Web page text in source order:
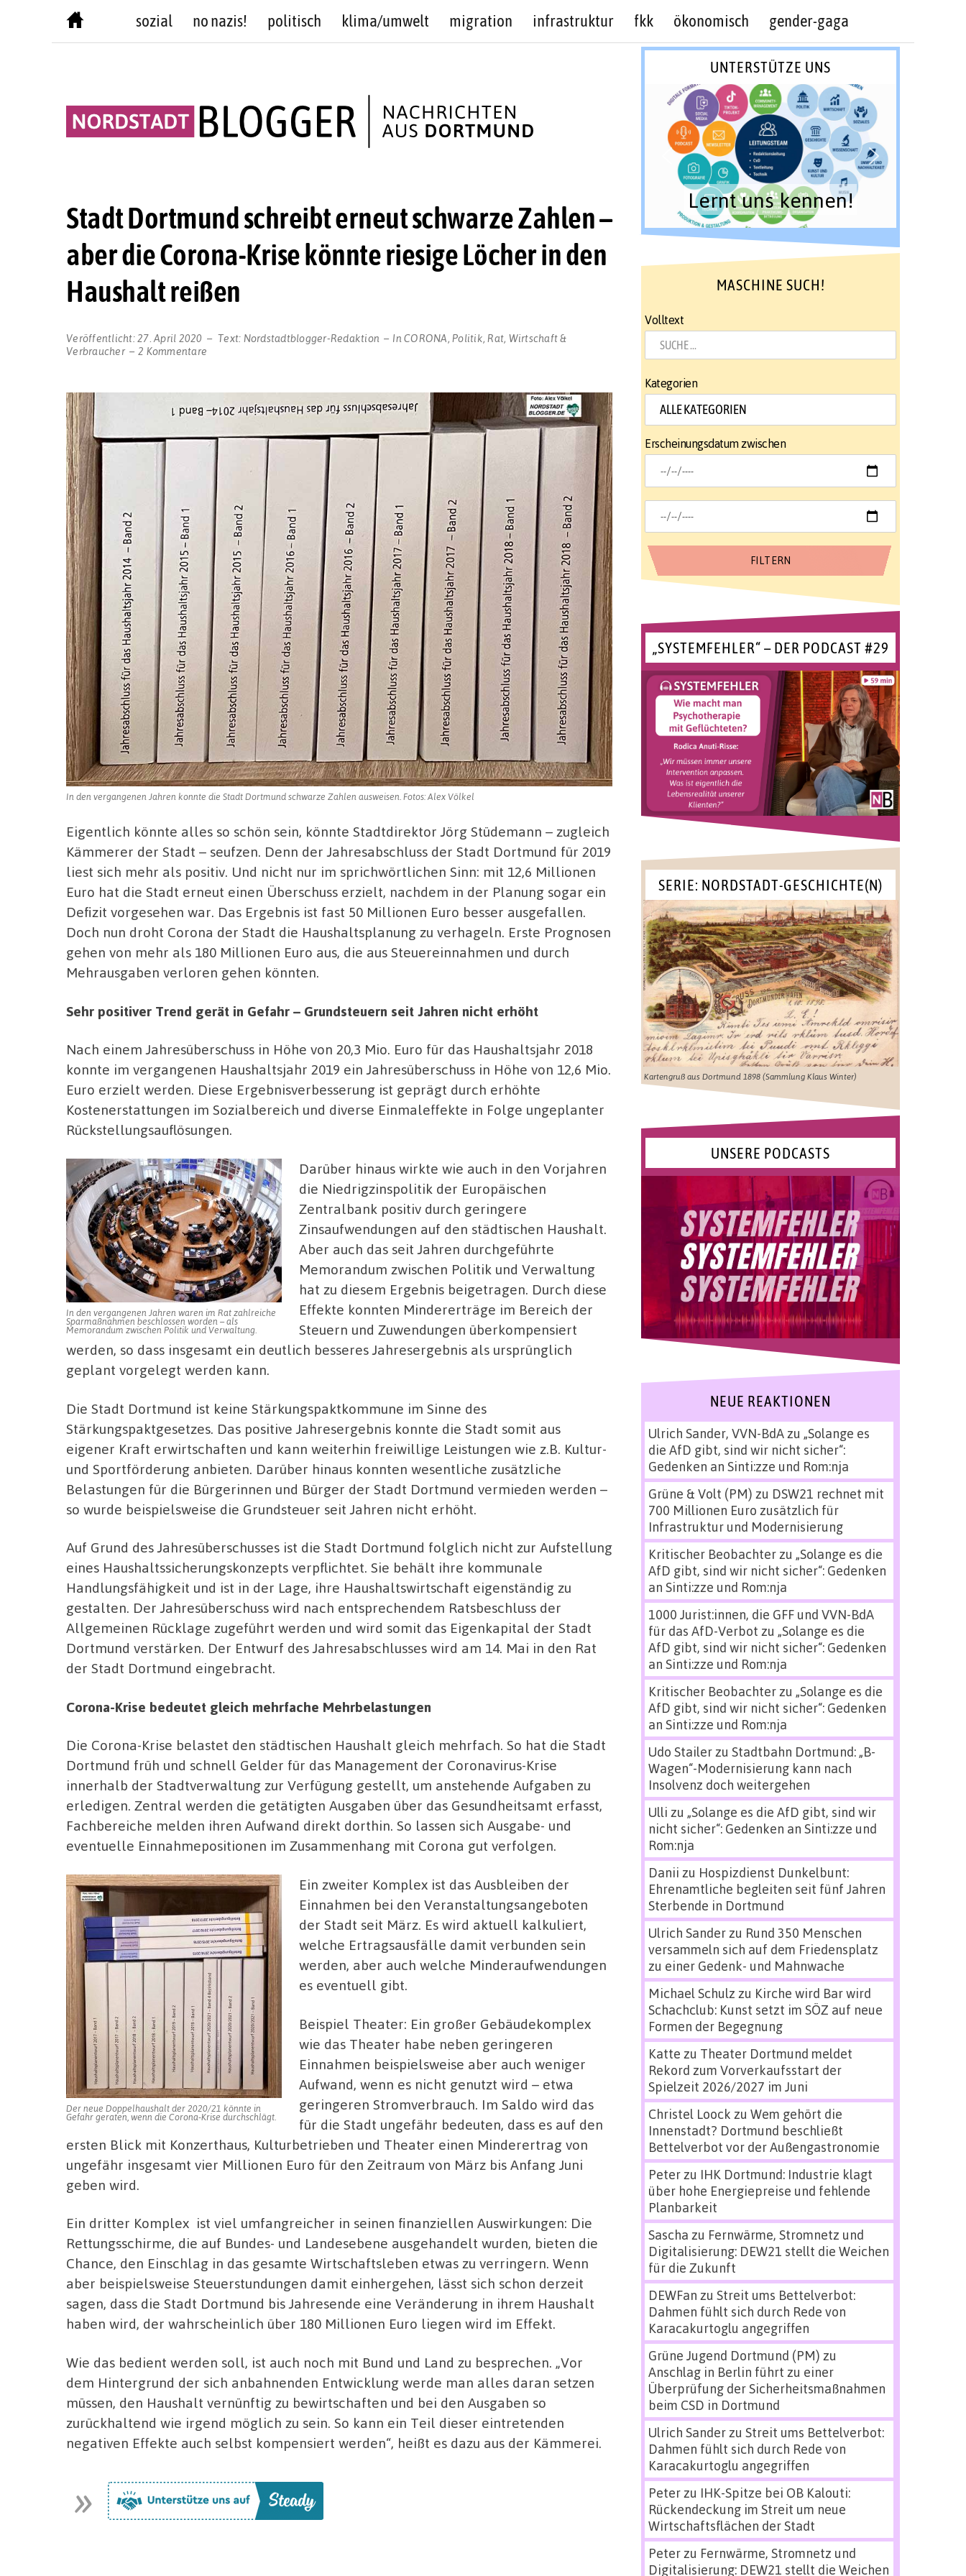
sozial no nazis! politisch klima/umwelt migration infrastruktur fkk ökonomisch gender-gaga
Stadt Dortmund schreibt erneut schwarze Zahlen –
aber die Corona-Krise könnte riesige Löcher in den
Haushalt reißen
Veröffentlicht: 27. April 2020 Text: Nordstadtblogger-Redaktion In CORONA Politik Rat Wirtschaft &
Verbraucher
2 Kommentare
schwarze
–
aber
die
Corona-
Krise
könnte
riesige
Löcher
in
den
Haushalt
reißen
In den vergangenen Jahren konnte die Stadt Dortmund schwarze Zahlen ausweisen. Fotos: Alex Völkel
Eigentlich könnte alles so schön sein, könnte Stadtdirektor Jörg Stüdemann – zugleich
Kämmerer der Stadt – seufzen. Denn der Jahresabschluss der Stadt Dortmund für 2019
liest sich mehr als positiv. Und nicht nur im sprichwörtlichen Sinn: mit 12,6 Millionen
Euro hat die Stadt erneut einen Überschuss erzielt, nachdem in der Planung sogar ein
Defizit vorgesehen war. Das Ergebnis ist fast 50 Millionen Euro besser ausgefallen.
Doch nun droht Corona der Stadt die Haushaltsplanung zu verhageln. Erste Prognosen
gehen von mehr als 180 Millionen Euro aus, die aus Steuereinnahmen und durch
Mehrausgaben verloren gehen könnten.
Sehr positiver Trend gerät in Gefahr – Grundsteuern seit Jahren nicht erhöht
Nach einem Jahresüberschuss in Höhe von 20,3 Mio. Euro für das Haushaltsjahr 2018
konnte im vergangenen Haushaltsjahr 2019 ein Jahresüberschuss in Höhe von 12,6 Mio.
Euro erzielt werden. Diese Ergebnisverbesserung ist geprägt durch erhöhte
Kostenerstattungen im Sozialbereich und diverse Einmaleffekte in Folge ungeplanter
Rückstellungsauflösungen.
In den vergangenen Jahren waren im Rat zahlreiche
Sparmaßnahmen beschlossen worden – als
Memorandum zwischen Politik und Verwaltung.
Darüber hinaus wirkte wie auch in den Vorjahren
die Niedrigzinspolitik der Europäischen
Zentralbank positiv durch geringere
Zinsaufwendungen auf den städtischen Haushalt.
Aber auch das seit Jahren durchgeführte
Memorandum zwischen Politik und Verwaltung
hat zu diesem Ergebnis beigetragen. Durch diese
Effekte konnten Mindererträge im Bereich der
Steuern und Zuwendungen überkompensiert
werden, so dass insgesamt ein deutlich besseres Jahresergebnis als ursprünglich
geplant vorgelegt werden kann.
Die Stadt Dortmund ist keine Stärkungspaktkommune im Sinne des
Stärkungspaktgesetzes. Das positive Jahresergebnis konnte die Stadt somit aus
eigener Kraft erwirtschaften und kann weiterhin freiwillige Leistungen wie z.B. Kultur-
und Sportförderung anbieten. Darüber hinaus konnten wesentliche zusätzliche
Belastungen für die Bürgerinnen und Bürger der Stadt Dortmund vermieden werden –
so wurde beispielsweise die Grundsteuer seit Jahren nicht erhöht.
Auf Grund des Jahresüberschusses ist die Stadt Dortmund folglich nicht zur Aufstellung
eines Haushaltssicherungskonzepts verpflichtet. Sie behält ihre kommunale
Handlungsfähigkeit und ist in der Lage, ihre Haushaltswirtschaft eigenständig zu
gestalten. Der Jahresüberschuss wird nach entsprechendem Ratsbeschluss der
Allgemeinen Rücklage zugeführt werden und wird somit das Eigenkapital der Stadt
Dortmund verstärken. Der Entwurf des Jahresabschlusses wird am 14. Mai in den Rat
der Stadt Dortmund eingebracht.
Corona-Krise bedeutet gleich mehrfache Mehrbelastungen
Die Corona-Krise belastet den städtischen Haushalt gleich mehrfach. So hat die Stadt
Dortmund früh und schnell Gelder für das Management der Coronavirus-Krise
innerhalb der Stadtverwaltung zur Verfügung gestellt, um anstehende Aufgaben zu
erledigen. Zentral werden die getätigten Ausgaben über das Gesundheitsamt erfasst,
Fachbereiche melden ihren Aufwand direkt dorthin. So lassen sich Ausgabe- und
eventuelle Einnahmepositionen im Zusammenhang mit Corona gut verfolgen.
Der neue Doppelhaushalt der 2020/21 könnte in
Gefahr geraten, wenn die Corona-Krise durchschlägt.
Ein zweiter Komplex ist das Ausbleiben der
Einnahmen bei den Veranstaltungsangeboten
der Stadt seit März. Es wird aktuell kalkuliert,
welche Ertragsausfälle damit verbunden sein
werden, aber auch welche Minderaufwendungen
es eventuell gibt.
Beispiel Theater: Ein großer Gebäudekomplex
wie das Theater habe neben geringeren
Einnahmen beispielsweise aber auch weniger
Aufwand, wenn es nicht genutzt wird – etwa
geringeren Stromverbrauch. Im Saldo wird das
für die Stadt ungefähr bedeuten, dass es auf den
ersten Blick mit Konzerthaus, Kulturbetrieben und Theater einen Minderertrag von
ungefähr insgesamt vier Millionen Euro für den Zeitraum von März bis Anfang Juni
geben wird.
Ein dritter Komplex ist viel umfangreicher in seinen finanziellen Auswirkungen: Die
Rettungsschirme, die auf Bundes- und Landesebene ausgehandelt wurden, bieten die
Chance, den Einschlag in das gesamte Wirtschaftsleben etwas zu verringern. Wenn
aber beispielsweise Steuerstundungen damit einhergehen, lässt sich schon derzeit
sagen, dass die Stadt Dortmund bis Jahresende eine Veränderung in ihrem Haushalt
haben wird, der wahrscheinlich über 180 Millionen Euro liegen wird im Effekt.
Wie das bedient werden soll, ist auch noch mit Bund und Land zu besprechen. „Vor
dem Hintergrund der sich anbahnenden Entwicklung werde man alles daran setzen
müssen, den Haushalt vernünftig zu bewirtschaften und bei den Ausgaben so
zurückhaltend wie irgend möglich zu sein. So kann ein Teil dieser eintretenden
negativen Effekte auch selbst kompensiert werden“, heißt es dazu aus der Kämmerei.
UNTERSTÜTZE UNS
Lernt uns kennen!
MASCHINE SUCH!
Volltext
Kategorien
Erscheinungsdatum zwischen
„SYSTEMFEHLER“ – DER PODCAST #29
SERIE: NORDSTADT-GESCHICHTE(N)
Kartengruß aus Dortmund 1898 (Sammlung Klaus Winter)
UNSERE PODCASTS
NEUE REAKTIONEN
Ulrich Sander, VVN-BdAzu „Solange es
die AfD gibt, sind wir nicht sicher“:
Gedenken an Sinti:zze und Rom:nja
Grüne & Volt (PM) zu DSW21 rechnet mit
700 Millionen Euro zusätzlich für
Infrastruktur und Modernisierung
Kritischer Beobachterzu „Solange es die
AfD gibt, sind wir nicht sicher“: Gedenken
an Sinti:zze und Rom:nja
1000 Jurist:innen, die GFF und VVN-BdA
für das AfD-Verbot zu „Solange es die
AfD gibt, sind wir nicht sicher“: Gedenken
an Sinti:zze und Rom:nja
Kritischer Beobachterzu „Solange es die
AfD gibt, sind wir nicht sicher“: Gedenken
an Sinti:zze und Rom:nja
Udo Stailerzu Stadtbahn Dortmund: „B-
Wagen“-Modernisierung kann nach
Insolvenz doch weitergehen
Ulli zu „Solange es die AfD gibt, sind wir
nicht sicher“: Gedenken an Sinti:zze und
Rom:nja
Danii zu Hospizdienst Dunkelbunt:
Ehrenamtliche begleiten seit fünf Jahren
Sterbende in Dortmund
Ulrich Sanderzu Rund 350 Menschen
versammeln sich auf dem Friedensplatz
zu einer Gedenk- und Mahnwache
Michael Schulz zu Kirche wird Bar wird
Schachclub: Kunst setzt im SÖZ auf neue
Formen der Begegnung
Katte zu Theater Dortmund meldet
Rekord zum Vorverkaufsstart der
Spielzeit 2026/2027 im Juni
Christel Loock zu Wem gehört die
Innenstadt? Dortmund beschließt
Bettelverbot vor der Außengastronomie
Peterzu IHK Dortmund: Industrie klagt
über hohe Energiepreise und fehlende
Planbarkeit
Sascha zu Fernwärme, Stromnetz und
Digitalisierung: DEW21 stellt die Weichen
für die Zukunft
DEWFan zu Streit ums Bettelverbot:
Dahmen fühlt sich durch Rede von
Karacakurtoglu angegriffen
Grüne Jugend Dortmund (PM) zu
Anschlag in Berlin führt zu einer
Überprüfung der Sicherheitsmaßnahmen
beim CSD in Dortmund
Ulrich Sanderzu Streit ums Bettelverbot:
Dahmen fühlt sich durch Rede von
Karacakurtoglu angegriffen
Peterzu IHK-Spitze bei OB Kalouti:
Rückendeckung im Streit um neue
Wirtschaftsflächen der Stadt
Peterzu Fernwärme, Stromnetz und
Digitalisierung: DEW21 stellt die Weichen